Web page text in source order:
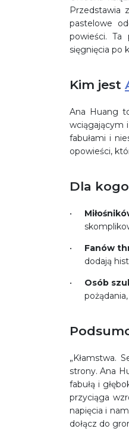
Przedstawia
pastelowe
powieści. Ta
sięgnięcia po
Kim jest
Ana Huang
wciągającym
fabułami i
opowieści,
Dla
Fanów
dodają
Osób
„Kłamstwa.
strony. Ana
fabułą i
przyciąga
napięcia i
dołącz do